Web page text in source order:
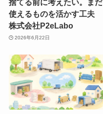
捨てる前に考えたい。まだ
使えるものを活かす工夫
株式会社P2eLabo
2026年6月22日